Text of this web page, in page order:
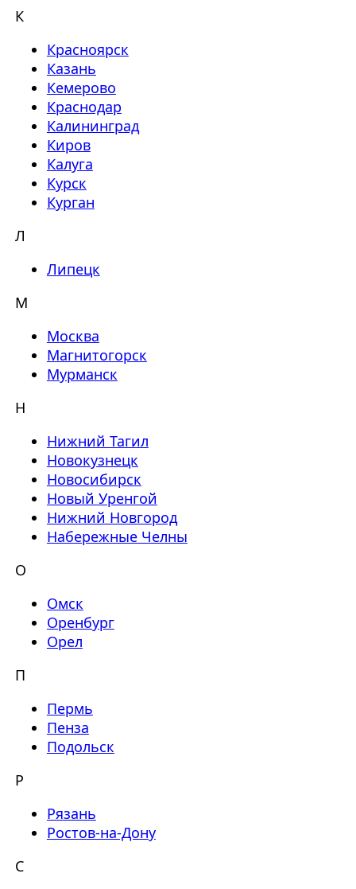
К
Красноярск
Казань
Кемерово
Краснодар
Калининград
Киров
Калуга
Курск
Курган
Л
Липецк
М
Москва
Магнитогорск
Мурманск
Н
Нижний Тагил
Новокузнецк
Новосибирск
Новый Уренгой
Нижний Новгород
Набережные Челны
О
Омск
Оренбург
Орел
П
Пермь
Пенза
Подольск
Р
Рязань
Ростов-на-Дону
С